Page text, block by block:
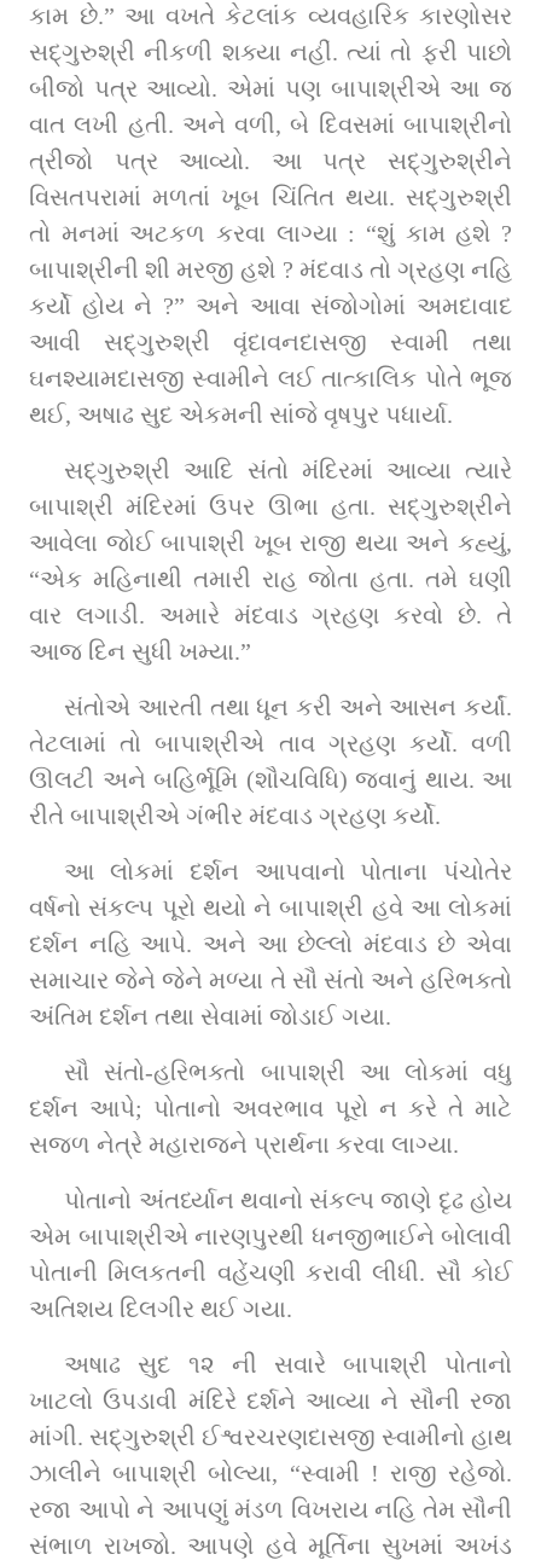
કામ છે.” આ વખતે કેટલાંક વ્યવહારિક કારણોસર
સદ્‌ગુરુશ્રી નીકળી શક્યા નહીં. ત્યાં તો ફરી પાછો
બીજો પત્ર આવ્યો. એમાં પણ બાપાશ્રીએ આ જ
વાત લખી હતી. અને વળી, બે દિવસમાં બાપાશ્રીનો
ત્રીજો પત્ર આવ્યો. આ પત્ર સદ્‌ગુરુશ્રીને
વિસતપરામાં મળતાં ખૂબ ચિંતિત થયા. સદ્‌ગુરુશ્રી
તો મનમાં અટકળ કરવા લાગ્યા : “શું કામ હશે ?
બાપાશ્રીની શી મરજી હશે ? મંદવાડ તો ગ્રહણ નહિ
કર્યો હોય ને ?” અને આવા સંજોગોમાં અમદાવાદ
આવી સદ્‌ગુરુશ્રી વૃંદાવનદાસજી સ્વામી તથા
ઘનશ્યામદાસજી સ્વામીને લઈ તાત્કાલિક પોતે ભૂજ
થઈ, અષાઢ સુદ એકમની સાંજે વૃષપુર પધાર્યા.
સદ્‌ગુરુશ્રી આદિ સંતો મંદિરમાં આવ્યા ત્યારે
બાપાશ્રી મંદિરમાં ઉપર ઊભા હતા. સદ્‌ગુરુશ્રીને
આવેલા જોઈ બાપાશ્રી ખૂબ રાજી થયા અને કહ્યું,
“એક મહિનાથી તમારી રાહ જોતા હતા. તમે ઘણી
વાર લગાડી. અમારે મંદવાડ ગ્રહણ કરવો છે. તે
આજ દિન સુધી ખમ્યા.”
સંતોએ આરતી તથા ધૂન કરી અને આસન કર્યાં.
તેટલામાં તો બાપાશ્રીએ તાવ ગ્રહણ કર્યો. વળી
ઊલટી અને બહિર્ભૂમિ (શૌચવિધિ) જવાનું થાય. આ
રીતે બાપાશ્રીએ ગંભીર મંદવાડ ગ્રહણ કર્યો.
આ લોકમાં દર્શન આપવાનો પોતાના પંચોતેર
વર્ષનો સંકલ્પ પૂરો થયો ને બાપાશ્રી હવે આ લોકમાં
દર્શન નહિ આપે. અને આ છેલ્લો મંદવાડ છે એવા
સમાચાર જેને જેને મળ્યા તે સૌ સંતો અને હરિભક્તો
અંતિમ દર્શન તથા સેવામાં જોડાઈ ગયા.
સૌ સંતો-હરિભક્તો બાપાશ્રી આ લોકમાં વધુ
દર્શન આપે; પોતાનો અવરભાવ પૂરો ન કરે તે માટે
સજળ નેત્રે મહારાજને પ્રાર્થના કરવા લાગ્યા.
પોતાનો અંતર્ધ્યાન થવાનો સંકલ્પ જાણે દૃઢ હોય
એમ બાપાશ્રીએ નારણપુરથી ધનજીભાઈને બોલાવી
પોતાની મિલકતની વહેંચણી કરાવી લીધી. સૌ કોઈ
અતિશય દિલગીર થઈ ગયા.
અષાઢ સુદ ૧૨ ની સવારે બાપાશ્રી પોતાનો
ખાટલો ઉપડાવી મંદિરે દર્શને આવ્યા ને સૌની રજા
માંગી. સદ્‌ગુરુશ્રી ઈશ્વરચરણદાસજી સ્વામીનો હાથ
ઝાલીને બાપાશ્રી બોલ્યા, “સ્વામી ! રાજી રહેજો.
રજા આપો ને આપણું મંડળ વિખરાય નહિ તેમ સૌની
સંભાળ રાખજો. આપણે હવે મૂર્તિના સુખમાં અખંડ